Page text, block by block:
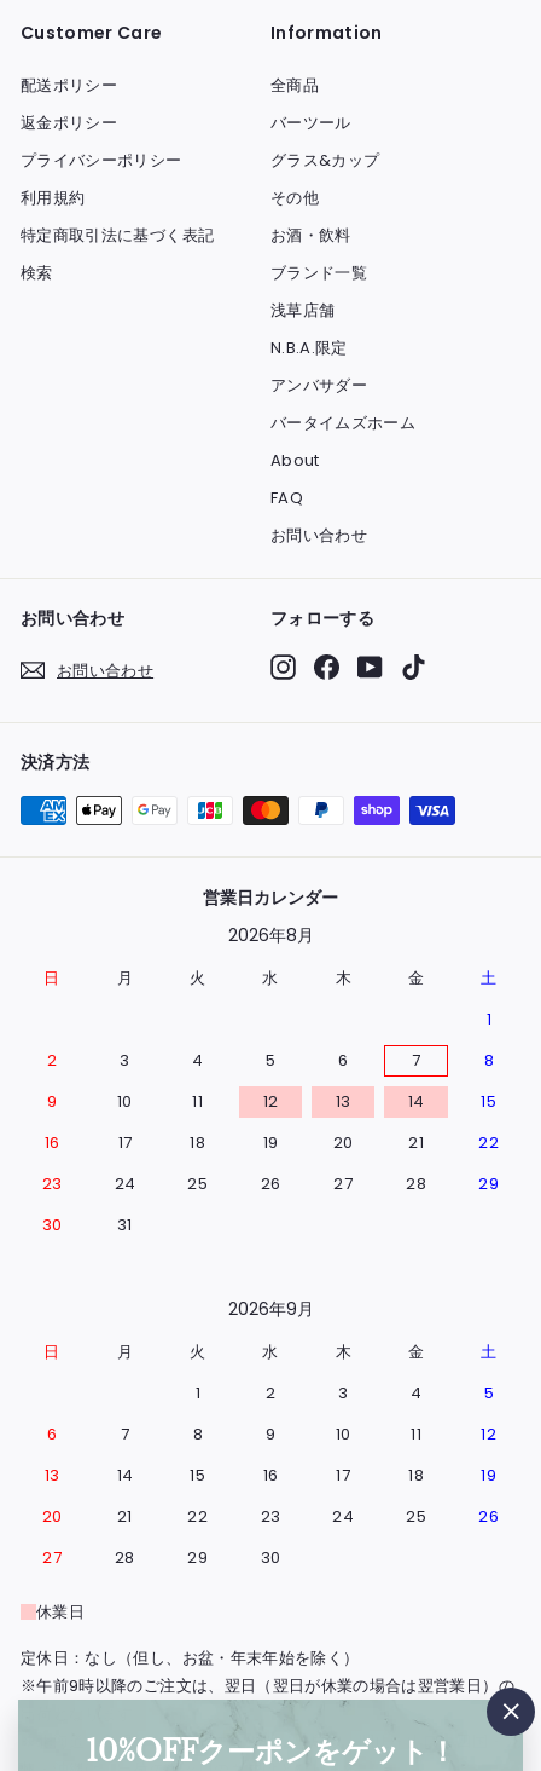
10%OFFクーポンをゲット！ "閉
Customer Care
配送ポリシー
返金ポリシー
プライバシーポリシー
利用規約
特定商取引法に基づく表記
検索
Information
全商品
バーツール
グラス&カップ
その他
お酒・飲料
ブランド一覧
浅草店舗
N.B.A.限定
アンバサダー
バータイムズホーム
About
FAQ
お問い合わせ
お問い合わせ
お問い合わせ
フォローする
InstagramFacebook
YouTube
決済方法
営業日カレンダー
2026年8月
日 月 火 水 木 金
土
1
2
3 4 5 6 7
8
9
10 11 12 13 14
15
16
17 18 19 20 21
22
23
24 25 26 27 28
29
30
31
2026年9月
日 月 火 水 木 金
土
1
2 3 4
5
6
7 8 9 10 11
12
13
14 15 16 17 18
19
20
21 22 23 24 25
26
27
28 29 30
休業日
定休日：なし（但し、お盆・年末年始を除く）
※午前9時以降のご注文は、翌日（翌日が休業の場合は翌営業日）の
※北海道・島根県と広島県の一部地域・鳥取・岡山・山口・四国・九